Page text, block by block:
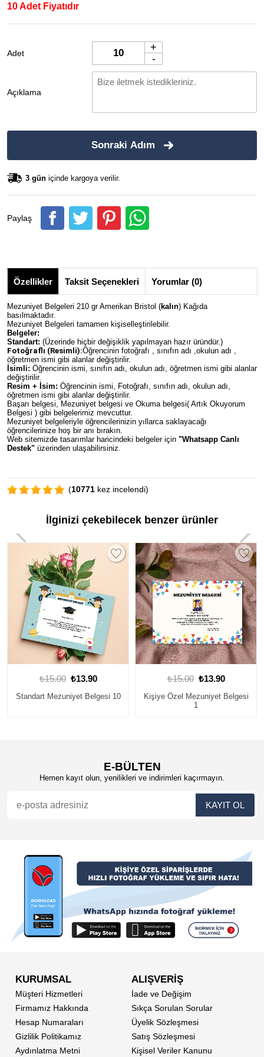
10 Adet Fiyatıdır
Adet
+
-
Açıklama
Sonraki Adım
3 gün içinde kargoya verilir.
Paylaş
Özellikler Taksit Seçenekleri Yorumlar (0)
Mezuniyet Belgeleri 210 gr Amerikan Bristol (kalın) Kağıda
basılmaktadır.
Mezuniyet Belgeleri tamamen kişiselleştirilebilir.
Belgeler:
Standart: (Üzerinde hiçbir değişiklik yapılmayan hazır üründür.)
Fotoğraflı (Resimli):Öğrencinin fotoğrafı , sınıfın adı ,okulun adı ,
öğretmen ismi gibi alanlar değiştirilir.
İsimli: Öğrencinin ismi, sınıfın adı, okulun adı, öğretmen ismi gibi alanlar
değiştirilir.
Resim + İsim: Öğrencinin ismi, Fotoğrafı, sınıfın adı, okulun adı,
öğretmen ismi gibi alanlar değiştirilir.
Başarı belgesi, Mezuniyet belgesi ve Okuma belgesi( Artık Okuyorum
Belgesi ) gibi belgelerimiz mevcuttur.
Mezuniyet belgeleriyle öğrencilerinizin yıllarca saklayacağı
öğrencilerinize hoş bir anı bırakın.
Web sitemizde tasarımlar haricindeki belgeler için "Whatsapp Canlı
Destek" üzerinden ulaşabilirsiniz.
(10771 kez incelendi)
İlginizi çekebilecek benzer ürünler
₺15.00 ₺13.90
Kişiye Özel Mezuniyet Belgesi
₺15.00 ₺13.90
Kişiye Özel Mezuniyet Belgesi
E-BÜLTEN
Hemen kayıt olun, yenilikleri ve indirimleri kaçırmayın.
KURUMSAL
Müşteri Hizmetleri
Firmamız Hakkında
Hesap Numaraları
Gizlilik Politikamız
Aydınlatma Metni
ALIŞVERİŞ
İade ve Değişim
Sıkça Sorulan Sorular
Üyelik Sözleşmesi
Satış Sözleşmesi
Kişisel Veriler Kanunu